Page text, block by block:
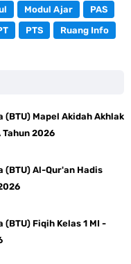
Modul Ajar
PAS
PTS
Ruang Info
(BTU) Mapel Akidah Akhlak
Tahun 2026
(BTU) Al-Qur'an Hadis
(BTU) Fiqih Kelas 1 MI -